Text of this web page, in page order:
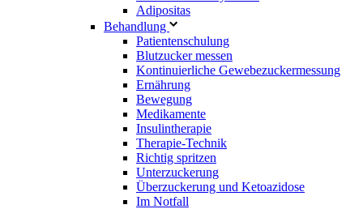
Adipositas
Behandlung
Patientenschulung
Blutzucker messen
Kontinuierliche Gewebezuckermessung
Ernährung
Bewegung
Medikamente
Insulintherapie
Therapie-Technik
Richtig spritzen
Unterzuckerung
Überzuckerung und Ketoazidose
Im Notfall